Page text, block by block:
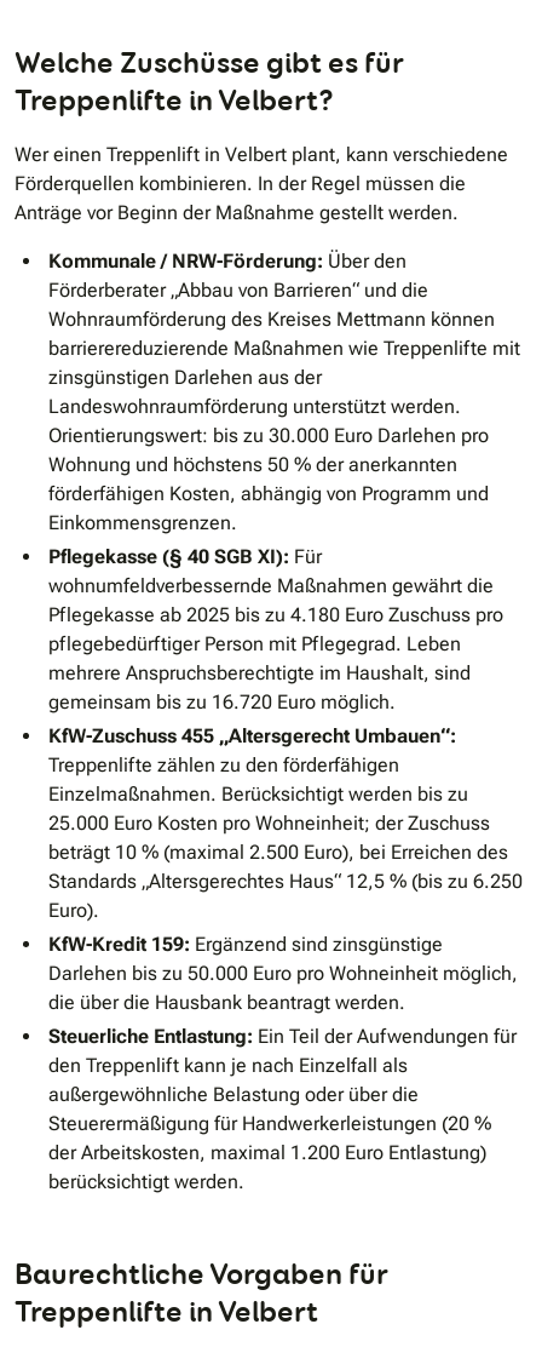
Welche Zuschüsse gibt es für
Treppenlifte in Velbert?
Wer einen Treppenlift in Velbert plant, kann verschiedene
Förderquellen kombinieren. In der Regel müssen die
Anträge vor Beginn der Maßnahme gestellt werden.
Kommunale / NRW-Förderung: Über den
Förderberater „Abbau von Barrieren“ und die
Wohnraumförderung des Kreises Mettmann können
barrierereduzierende Maßnahmen wie Treppenlifte mit
zinsgünstigen Darlehen aus der
Landeswohnraumförderung unterstützt werden.
Orientierungswert: bis zu 30.000 Euro Darlehen pro
Wohnung und höchstens 50 % der anerkannten
förderfähigen Kosten, abhängig von Programm und
Einkommensgrenzen.
Pflegekasse (§ 40 SGB XI): Für
wohnumfeldverbessernde Maßnahmen gewährt die
Pflegekasse ab 2025 bis zu 4.180 Euro Zuschuss pro
pflegebedürftiger Person mit Pflegegrad. Leben
mehrere Anspruchsberechtigte im Haushalt, sind
gemeinsam bis zu 16.720 Euro möglich.
KfW-Zuschuss 455 „Altersgerecht Umbauen“:
Treppenlifte zählen zu den förderfähigen
Einzelmaßnahmen. Berücksichtigt werden bis zu
25.000 Euro Kosten pro Wohneinheit; der Zuschuss
beträgt 10 % (maximal 2.500 Euro), bei Erreichen des
Standards „Altersgerechtes Haus“ 12,5 % (bis zu 6.250
Euro).
KfW-Kredit 159: Ergänzend sind zinsgünstige
Darlehen bis zu 50.000 Euro pro Wohneinheit möglich,
die über die Hausbank beantragt werden.
Steuerliche Entlastung: Ein Teil der Aufwendungen für
den Treppenlift kann je nach Einzelfall als
außergewöhnliche Belastung oder über die
Steuerermäßigung für Handwerkerleistungen (20 %
der Arbeitskosten, maximal 1.200 Euro Entlastung)
berücksichtigt werden.
Baurechtliche Vorgaben für
Treppenlifte in Velbert